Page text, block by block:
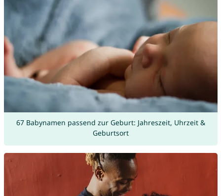
67 Babynamen passend zur Geburt: Jahreszeit, Uhrzeit &
Geburtsort